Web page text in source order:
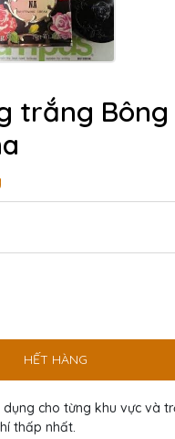
trắng Bông
HẾT HÀNG
cho từng khu vực và
thấp nhất.